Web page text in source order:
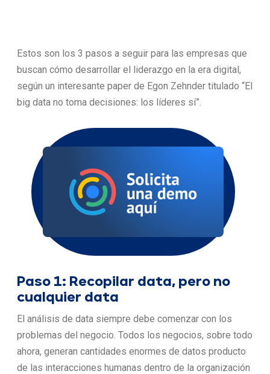
Estos son los 3 pasos a seguir para las empresas que
buscan cómo desarrollar el liderazgo en la era digital,
según un interesante paper de Egon Zehnder titulado “El
big data no toma decisiones: los líderes sí”.
Paso 1: Recopilar data, pero no
cualquier data
El análisis de data siempre debe comenzar con los
problemas del negocio. Todos los negocios, sobre todo
ahora, generan cantidades enormes de datos producto
de las interacciones humanas dentro de la organización